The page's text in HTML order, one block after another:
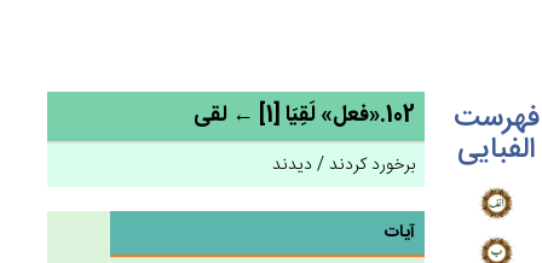
فهرست
الفبایی
102.«فعل» لَقِيَا [1] ← لقی
برخورد کردند / دیدند
آیات